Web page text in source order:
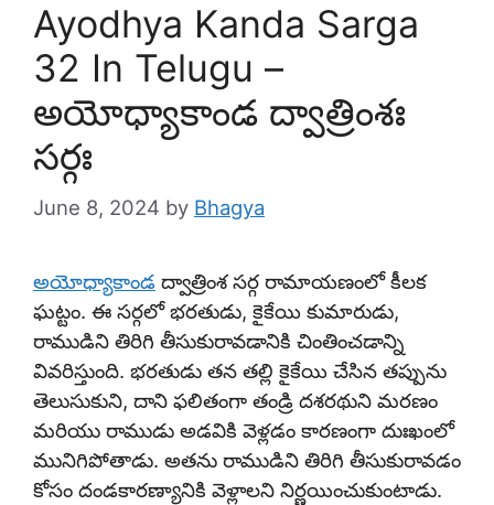
Ayodhya Kanda Sarga
32 In Telugu –
అయోధ్యాకాండ ద్వాత్రింశః
సర్గః
June 8, 2024 by Bhagya
అయోధ్యాకాండ ద్వాత్రింశ సర్గ రామాయణంలో కీలక
ఘట్టం. ఈ సర్గలో భరతుడు, కైకేయి కుమారుడు,
రాముడిని తిరిగి తీసుకురావడానికి చింతించడాన్ని
వివరిస్తుంది. భరతుడు తన తల్లి కైకేయి చేసిన తప్పును
తెలుసుకుని, దాని ఫలితంగా తండ్రి దశరథుని మరణం
మరియు రాముడు అడవికి వెళ్లడం కారణంగా దుఃఖంలో
మునిగిపోతాడు. అతను రాముడిని తిరిగి తీసుకురావడం
కోసం దండకారణ్యానికి వెళ్లాలని నిర్ణయించుకుంటాడు.